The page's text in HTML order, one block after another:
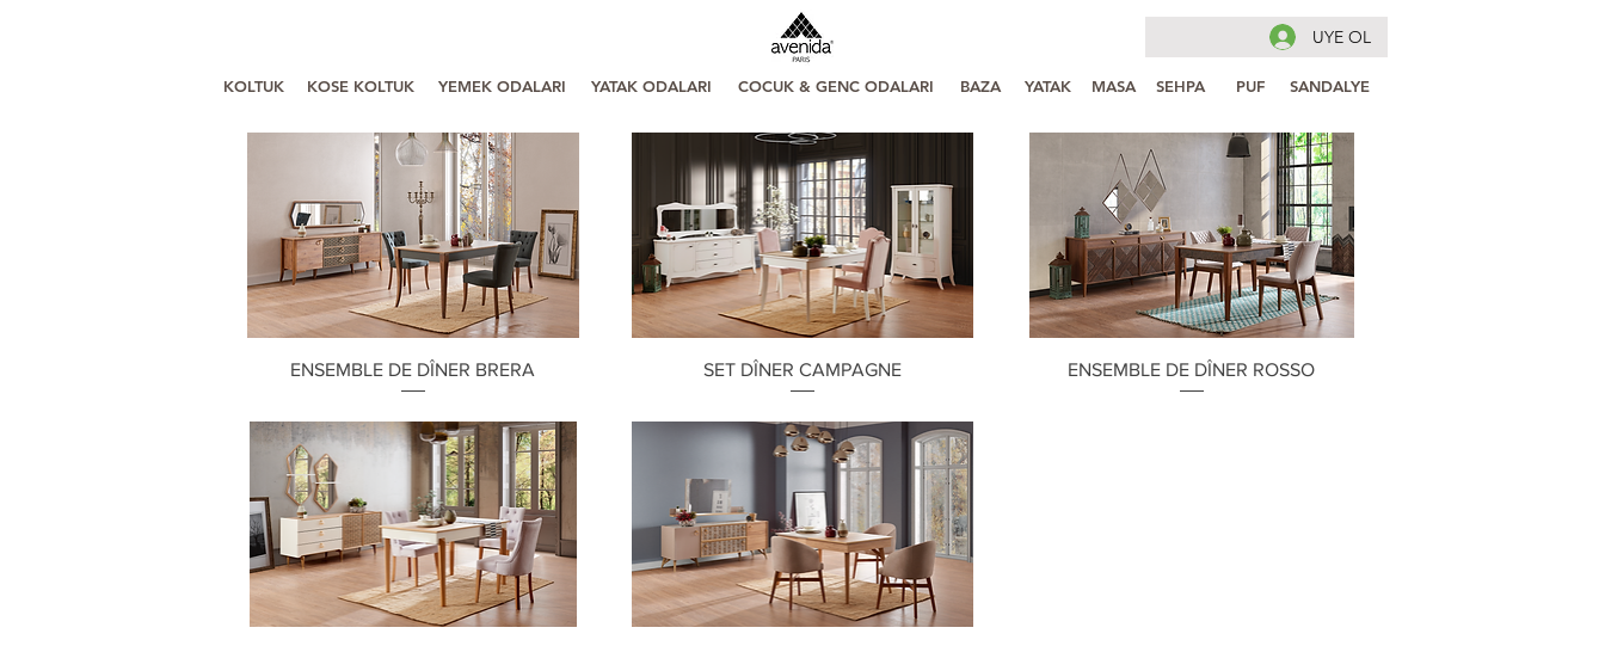
KOLTUK KOSE KOLTUK YEMEK ODALARI YATAK ODALARI COCUK & GENC ODALARI
UYE OL
BAZA YATAK MASA SEHPA PUF SANDALYE
Aperçu rapide
ENSEMBLE DE DÎNER BRERA Aperçu rapide
SET DÎNER CAMPAGNE Aperçu rapide
ENSEMBLE DE DÎNER ROSSO